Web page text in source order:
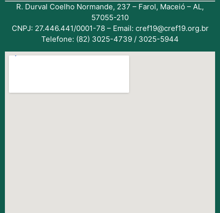
R. Durval Coelho Normande, 237 – Farol, Maceió – AL,
57055-210
CNPJ: 27.446.441/0001-78 – Email: cref19@cref19.org.br
Telefone: (82) 3025-4739 / 3025-5944